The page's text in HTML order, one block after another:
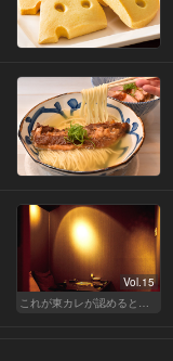
Vol.15
これが東カレが認めるとっておきの隠れ家